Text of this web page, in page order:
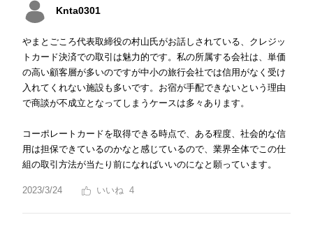
Knta0301
やまとごころ代表取締役の村山氏がお話しされている、クレジッ
トカード決済での取引は魅力的です。私の所属する会社は、単価
の高い顧客層が多いのですが中小の旅行会社では信用がなく受け
入れてくれない施設も多いです。お宿が手配できないという理由
で商談が不成立となってしまうケースは多々あります。
コーポレートカードを取得できる時点で、ある程度、社会的な信
用は担保できているのかなと感じているので、業界全体でこの仕
組の取引方法が当たり前になればいいのになと願っています。
2023/3/24 4